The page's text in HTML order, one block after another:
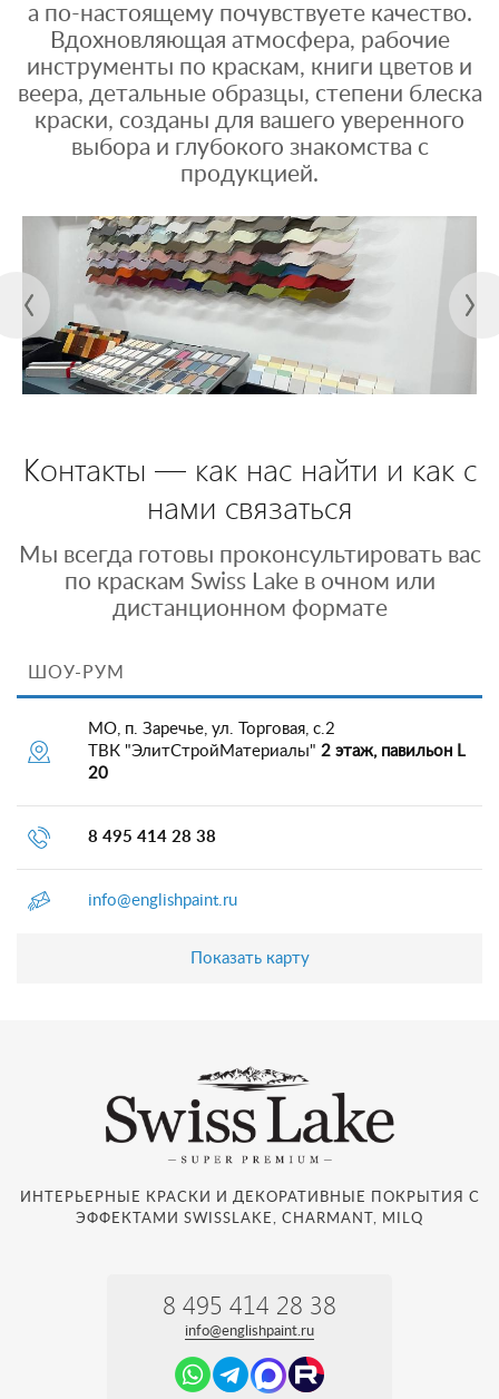
а по-настоящему почувствуете качество.
Вдохновляющая атмосфера, рабочие
инструменты по краскам, книги цветов и
веера, детальные образцы, степени блеска
краски, созданы для вашего уверенного
выбора и глубокого знакомства с
продукцией.
Контакты — как нас найти и как с
нами связаться
Мы всегда готовы проконсультировать вас
по краскам Swiss Lake в очном или
дистанционном формате
ШОУ-РУМ
МО, п. Заречье, ул. Торговая, с.2
ТВК "ЭлитСтройМатериалы" 2 этаж, павильон L
20
8 495 414 28 38
info@englishpaint.ru
Показать карту
ИНТЕРЬЕРНЫЕ КРАСКИ И ДЕКОРАТИВНЫЕ ПОКРЫТИЯ С
ЭФФЕКТАМИ SWISSLAKE, CHARMANT, MILQ
8 495 414 28 38
info@englishpaint.ru